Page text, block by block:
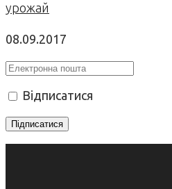
урожай
08.09.2017
Відписатися